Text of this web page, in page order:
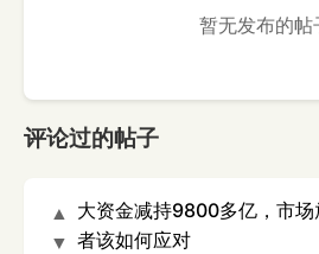
暂无发布的帖
评论过的帖子
▲
▼
大资金减持9800多亿，市
者该如何应对